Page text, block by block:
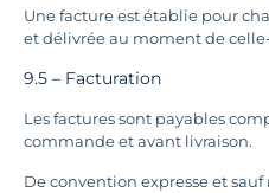
Une facture est établie pour
et délivrée au moment de
9.5 – Facturation
Les factures sont payables
commande et avant livraison.
De convention expresse et